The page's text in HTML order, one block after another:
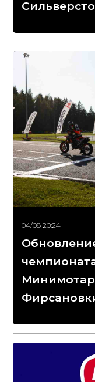
04/08 20:24